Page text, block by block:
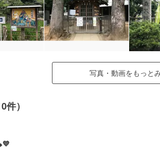
写真・動画をもっと
件）